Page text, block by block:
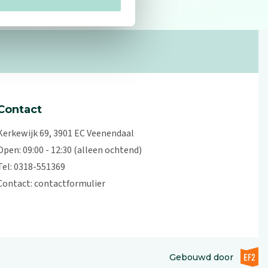
69, 3901 EC Veenendaal
09:00 - 12:30 (alleen ochtend)
0318-551369
contactformulier
Gebouwd doorEF2